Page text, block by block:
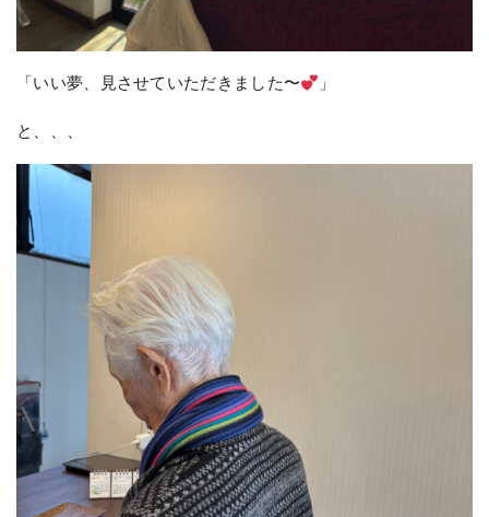
「いい夢、見させていただきました〜 」
と、、、